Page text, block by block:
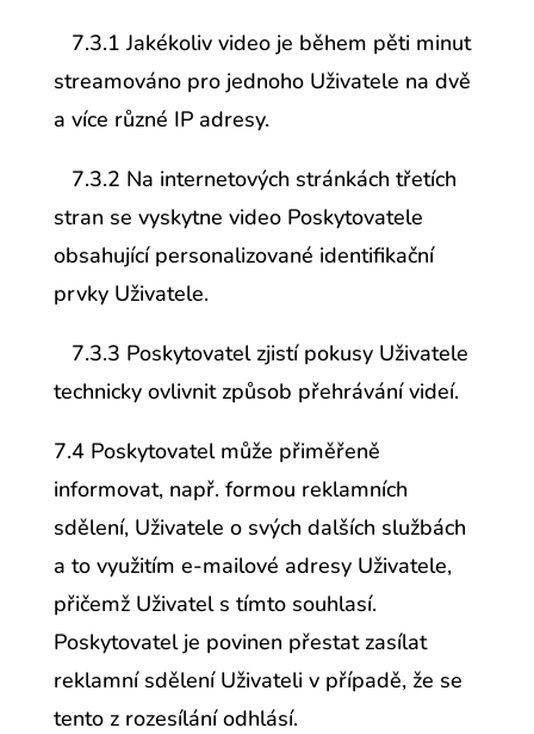
7.3.1 Jakékoliv video je během pěti minut
streamováno pro jednoho Uživatele na dvě
a více různé IP adresy.
7.3.2 Na internetových stránkách třetích
stran se vyskytne video Poskytovatele
obsahující personalizované identifikační
prvky Uživatele.
7.3.3 Poskytovatel zjistí pokusy Uživatele
technicky ovlivnit způsob přehrávání videí.
7.4 Poskytovatel může přiměřeně
informovat, např. formou reklamních
sdělení, Uživatele o svých dalších službách
a to využitím e-mailové adresy Uživatele,
přičemž Uživatel s tímto souhlasí.
Poskytovatel je povinen přestat zasílat
reklamní sdělení Uživateli v případě, že se
tento z rozesílání odhlásí.